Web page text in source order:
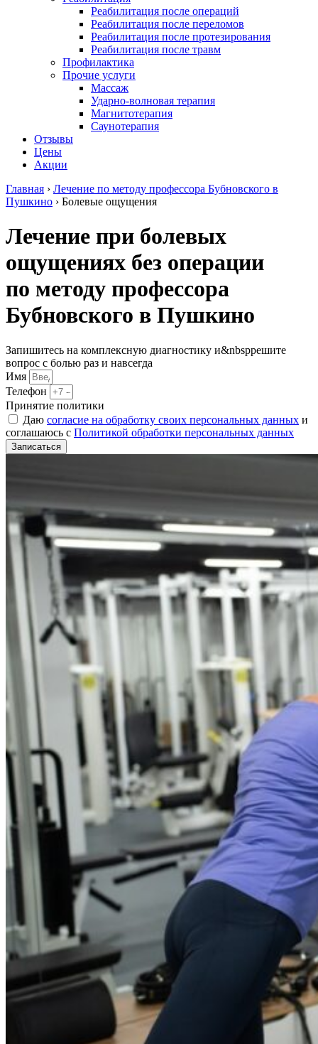
Реабилитация после операций
Реабилитация после переломов
Реабилитация после протезирования
Реабилитация после травм
Профилактика
Прочие услуги
Массаж
Ударно-волновая терапия
Магнитотерапия
Саунотерапия
Отзывы
Цены
Акции
Главная › Лечение по методу профессора Бубновского в
Пушкино › Болевые ощущения
Лечение при болевых
ощущениях без операции
по методу профессора
Бубновского в Пушкино
Запишитесь на комплексную диагностику и&nbspрешите
вопрос с болью раз и навсегда
Имя
Телефон
Принятие политики
Даю согласие на обработку своих персональных данных и
соглашаюсь с Политикой обработки персональных данных
Записаться